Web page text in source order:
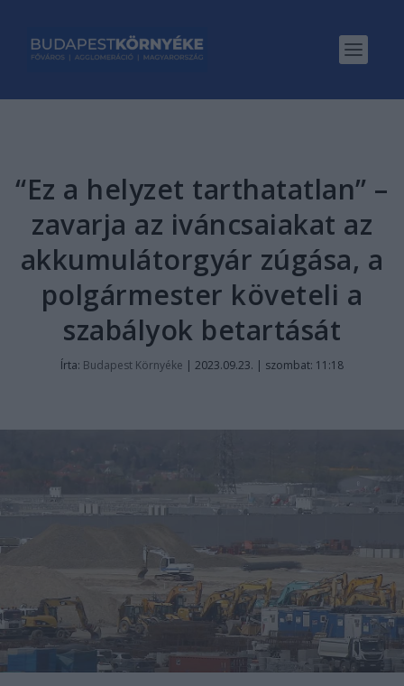
“Ez a helyzet tarthatatlan” –
zavarja az iváncsaiakat az
akkumulátorgyár zúgása, a
polgármester követeli a
szabályok betartását
Írta: Budapest Környéke | 2023.09.23. | szombat: 11:18